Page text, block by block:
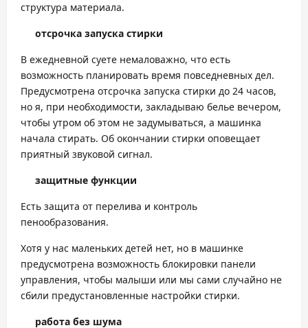
структура материала.
отсрочка запуска стирки
В ежедневной суете немаловажно, что есть
возможность планировать время повседневных дел.
Предусмотрена отсрочка запуска стирки до 24 часов,
но я, при необходимости, закладываю белье вечером,
чтобы утром об этом не задумываться, а машинка
начала стирать. Об окончании стирки оповещает
приятный звуковой сигнал.
защитные функции
Есть защита от перелива и контроль
пенообразования.
Хотя у нас маленьких детей нет, но в машинке
предусмотрена возможность блокировки панели
управления, чтобы малыши или мы сами случайно не
сбили предустановленные настройки стирки.
работа без шума